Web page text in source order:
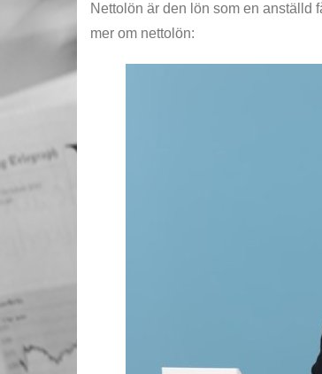
Nettolön är den lön som en anställd
mer om nettolön: